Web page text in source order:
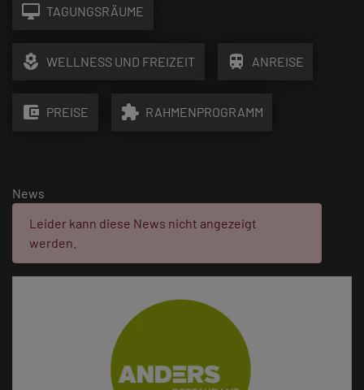
desktop_mac TAGUNGSRÄUME
local_florist WELLNESS UND FREIZEIT train ANREISE
account_balance_wallet PREISE extension RAHMENPROGRAMM
News
Fehler:
Leider kann diese News nicht angezeigt
werden.